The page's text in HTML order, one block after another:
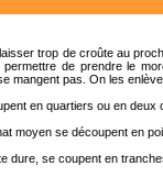
trop de croûte au
de prendre le
mangent pas. On les
en quartiers ou en deux
moyen se découpent en
dure, se coupent en